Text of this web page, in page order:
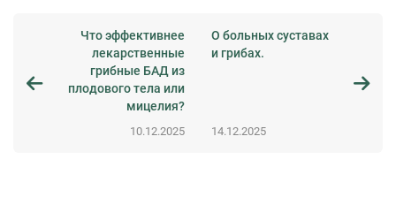
Что эффективнее
лекарственные
грибные БАД из
плодового тела или
мицелия?
10.12.2025
О больных суставах
и грибах.
14.12.2025